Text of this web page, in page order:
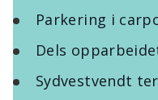
Parkering i
Dels
Sydvestvendt